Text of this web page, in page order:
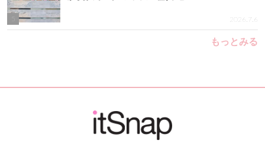
2026.7.6
もっとみる